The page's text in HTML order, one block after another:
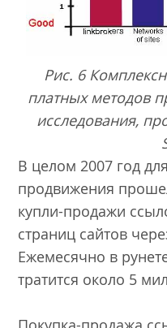
Рис. 6
платных методов
исследования,
В целом 2007 год
продвижения
купли-продажи
страниц сайтов
Ежемесячно в
тратится около 5